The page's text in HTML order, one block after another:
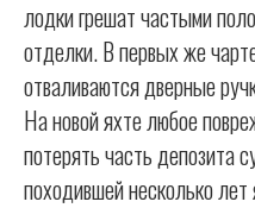
лодки грешат частыми
отделки. В первых же
отваливаются дверные
На новой яхте любое
потерять часть депозита
походившей несколько лет